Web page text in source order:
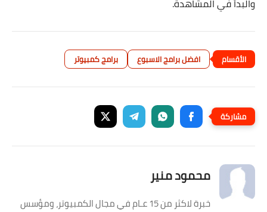
افضل برامج الاسبوع برامج كمبيوتر
محمود منير
خبرة لاكثر من 15 عـام في مجال الكمبيوتر، ومؤسس